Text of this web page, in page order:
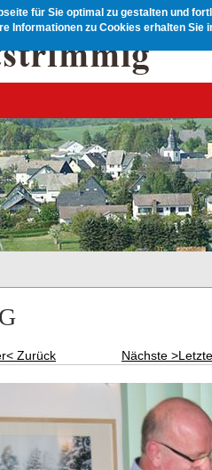
für Sie optimal zu gestalten und
Informationen zu Cookies erhalten Sie
< Zurück Nächste >